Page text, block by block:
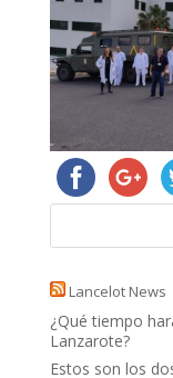
Lancelot News
¿Qué tiempo
Lanzarote?
Estos son los